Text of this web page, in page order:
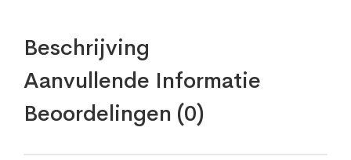
Beschrijving
Aanvullende Informatie
Beoordelingen (0)